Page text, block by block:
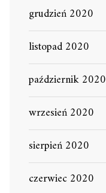
grudzień 2020
listopad 2020
październik 2020
wrzesień 2020
sierpień 2020
czerwiec 2020